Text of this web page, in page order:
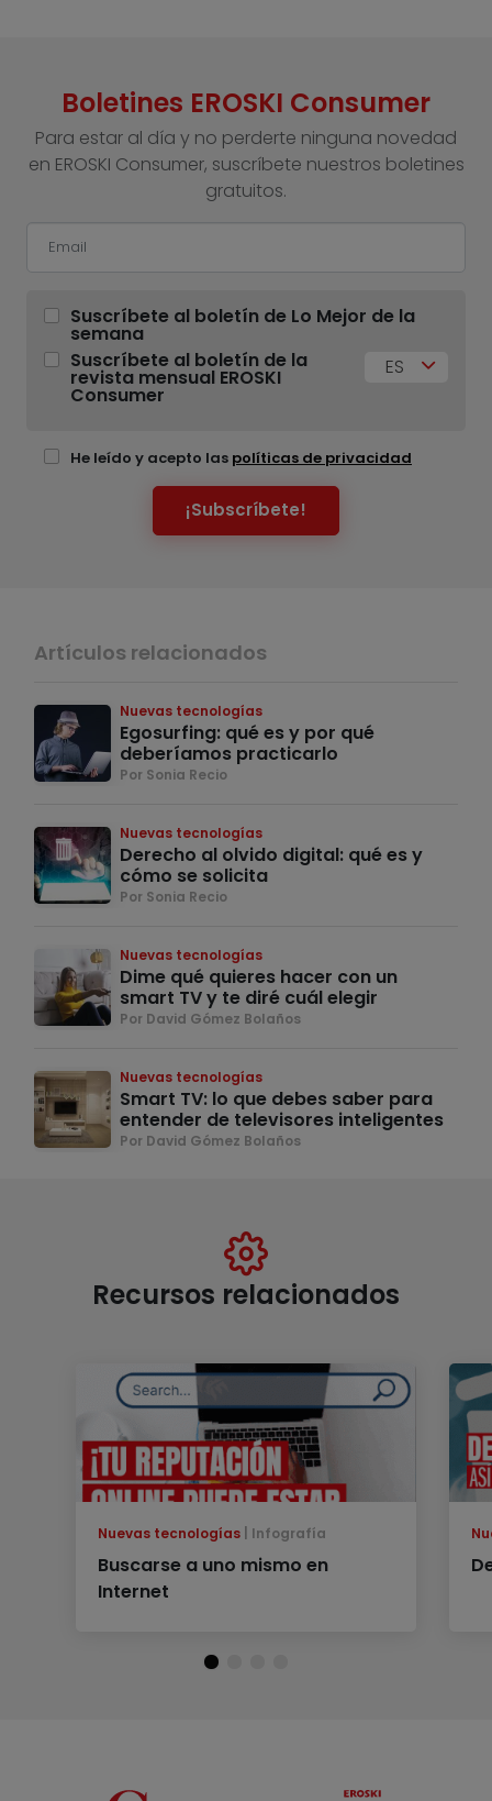
Boletines EROSKI Consumer
Para estar al día y no perderte ninguna novedad
en EROSKI Consumer, suscríbete nuestros boletines
gratuitos.
Suscríbete al boletín de Lo Mejor de la
semana
Suscríbete al boletín de la
revista mensual EROSKI
Consumer
ES
He leído y acepto las políticas de privacidad
¡Subscríbete!
Artículos relacionados
Nuevas tecnologías
Egosurfing: qué es y por qué
deberíamos practicarlo
Por Sonia Recio
Nuevas tecnologías
Derecho al olvido digital: qué es y
cómo se solicita
Por Sonia Recio
Nuevas tecnologías
Dime qué quieres hacer con un
smart TV y te diré cuál elegir
Por David Gómez Bolaños
Nuevas tecnologías
Smart TV: lo que debes saber para
entender de televisores inteligentes
Por David Gómez Bolaños
Recursos relacionados
Nuevas tecnologías Infografía
Buscarse a uno mismo en
Internet